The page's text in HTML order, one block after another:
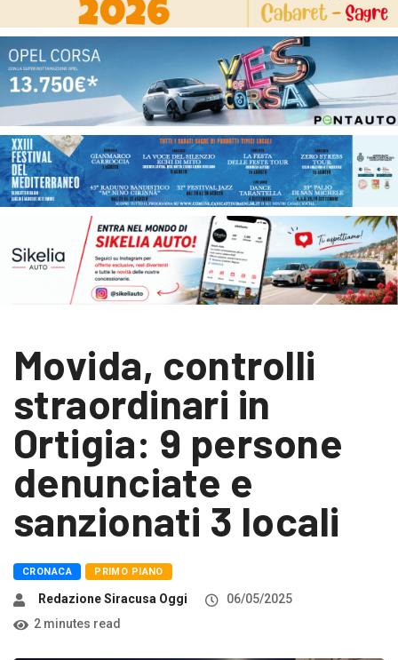
Movida, controlli
straordinari in
Ortigia: 9 persone
denunciate e
sanzionati 3 locali
CRONACA PRIMO PIANO
Redazione Siracusa Oggi
06/05/2025
2 minutes read